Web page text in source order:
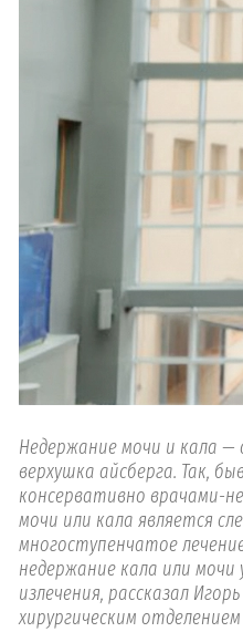
Недержание мочи и кала
верхушка айсберга. Так,
консервативно врачами-
мочи или кала является
многоступенчатое
недержание кала или
излечения, рассказал
хирургическим